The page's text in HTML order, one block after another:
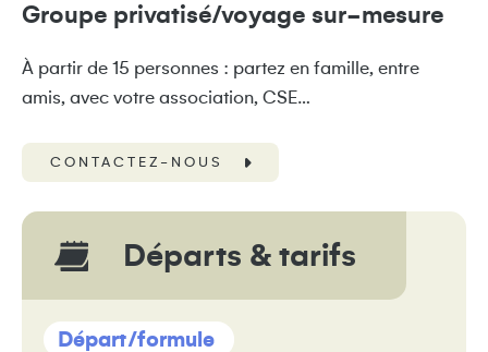
Groupe privatisé/voyage sur-mesure
À partir de 15 personnes : partez en famille, entre
amis, avec votre association, CSE…
CONTACTEZ-NOUS
Départs & tarifs
Départ/formule